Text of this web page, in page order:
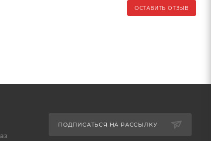
ОСТАВИТЬ ОТЗЫВ
ПОДПИСАТЬСЯ НА РАССЫЛКУ